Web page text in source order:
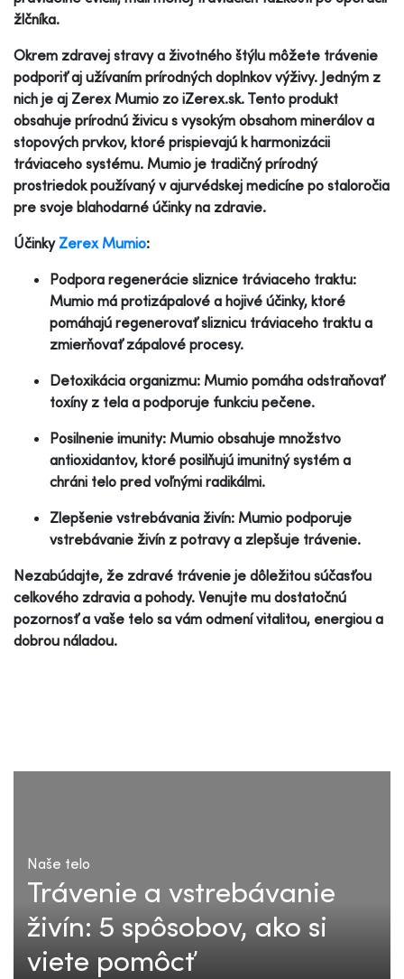
žlčníka.
Okrem zdravej stravy a životného štýlu môžete trávenie
podporiť aj užívaním prírodných doplnkov výživy. Jedným z
nich je aj Zerex Mumio zo iZerex.sk. Tento produkt
obsahuje prírodnú živicu s vysokým obsahom minerálov a
stopových prvkov, ktoré prispievajú k harmonizácii
tráviaceho systému. Mumio je tradičný prírodný
prostriedok používaný v ajurvédskej medicíne po staloročia
pre svoje blahodarné účinky na zdravie.
Účinky Zerex Mumio:
Podpora regenerácie sliznice tráviaceho traktu:
Mumio má protizápalové a hojivé účinky, ktoré
pomáhajú regenerovať sliznicu tráviaceho traktu a
zmierňovať zápalové procesy.
Detoxikácia organizmu: Mumio pomáha odstraňovať
toxíny z tela a podporuje funkciu pečene.
Posilnenie imunity: Mumio obsahuje množstvo
antioxidantov, ktoré posilňujú imunitný systém a
chráni telo pred voľnými radikálmi.
Zlepšenie vstrebávania živín: Mumio podporuje
vstrebávanie živín z potravy a zlepšuje trávenie.
Nezabúdajte, že zdravé trávenie je dôležitou súčasťou
celkového zdravia a pohody. Venujte mu dostatočnú
pozornosť a vaše telo sa vám odmení vitalitou, energiou a
dobrou náladou.
Naše telo
Trávenie a vstrebávanie
živín: 5 spôsobov, ako si
viete pomôcť